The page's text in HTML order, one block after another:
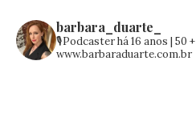
barbara_duarte_
🎙️Podcaster há 16 anos | 50 +
www.barbaraduarte.com.br